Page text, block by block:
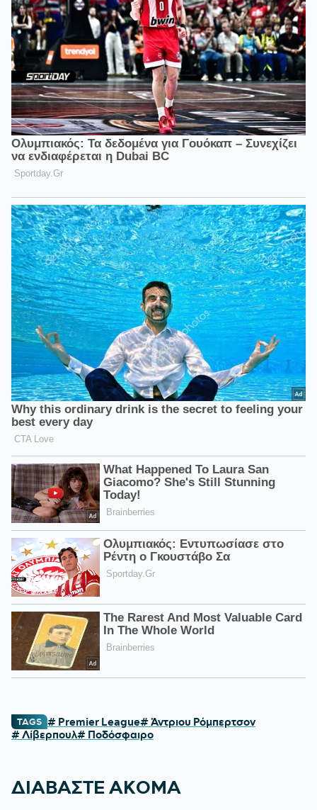
TAGS # Premier League# Άντριου Ρόμπερτσον
# Λίβερπουλ# Ποδόσφαιρο
ΔΙΑΒΑΣΤΕ ΑΚΟΜΑ